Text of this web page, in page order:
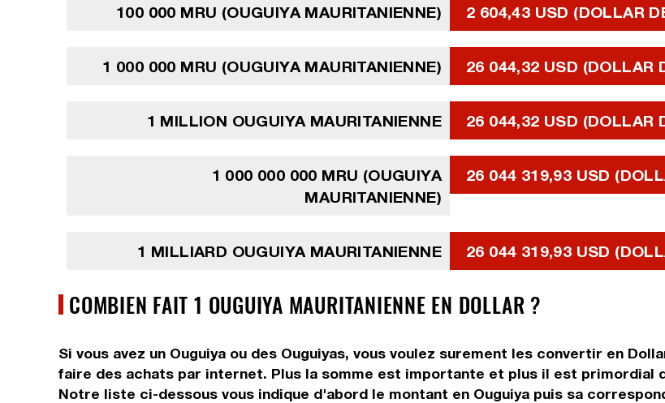
100 000 MRU (OUGUIYA MAURITANIENNE) 2 604,43 USD (DOLLAR
1 000 000 MRU (OUGUIYA MAURITANIENNE) 26 044,32 USD (DOLLAR
1 MILLION OUGUIYA MAURITANIENNE 26 044,32 USD (DOLLAR
1 000 000 000 MRU (OUGUIYA
MAURITANIENNE)
26 044 319,93 USD
1 MILLIARD OUGUIYA MAURITANIENNE 26 044 319,93 USD
COMBIEN FAIT 1 OUGUIYA MAURITANIENNE EN DOLLAR ?
Si vous avez un Ouguiya ou des Ouguiyas, vous voulez surement les convertir en
faire des achats par internet. Plus la somme est importante et plus il est primordial
Notre liste ci-dessous vous indique d'abord le montant en Ouguiya puis sa